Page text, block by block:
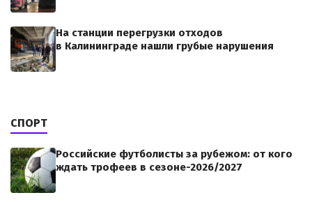
На станции перегрузки отходов
в Калининграде нашли грубые нарушения
СПОРТ
Российские футболисты за рубежом: от кого
ждать трофеев в сезоне-2026/2027